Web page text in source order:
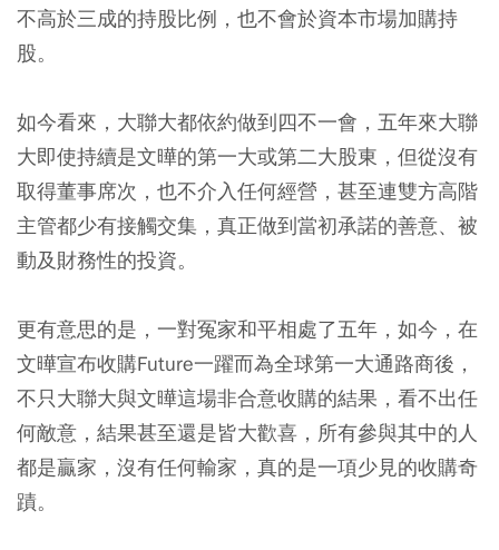
不高於三成的持股比例，也不會於資本市場加購持
股。
如今看來，大聯大都依約做到四不一會，五年來大聯
大即使持續是文曄的第一大或第二大股東，但從沒有
取得董事席次，也不介入任何經營，甚至連雙方高階
主管都少有接觸交集，真正做到當初承諾的善意、被
動及財務性的投資。
更有意思的是，一對冤家和平相處了五年，如今，在
文曄宣布收購Future一躍而為全球第一大通路商後，
不只大聯大與文曄這場非合意收購的結果，看不出任
何敵意，結果甚至還是皆大歡喜，所有參與其中的人
都是贏家，沒有任何輸家，真的是一項少見的收購奇
蹟。